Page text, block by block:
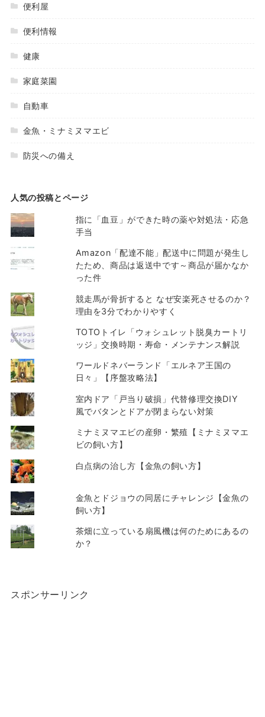
便利屋
便利情報
健康
家庭菜園
自動車
金魚・ミナミヌマエビ
防災への備え
人気の投稿とページ
指に「血豆」ができた時の薬や対処法・応急
手当
Amazon「配達不能」配送中に問題が発生し
たため、商品は返送中です～商品が届かなか
った件
競走馬が骨折すると なぜ安楽死させるのか？
理由を3分でわかりやすく
TOTOトイレ「ウォシュレット脱臭カートリ
ッジ」交換時期・寿命・メンテナンス解説
ワールドネバーランド「エルネア王国の
日々」【序盤攻略法】
室内ドア「戸当り破損」代替修理交換DIY
風でバタンとドアが閉まらない対策
ミナミヌマエビの産卵・繁殖【ミナミヌマエ
ビの飼い方】
白点病の治し方【金魚の飼い方】
金魚とドジョウの同居にチャレンジ【金魚の
飼い方】
茶畑に立っている扇風機は何のためにあるの
か？
スポンサーリンク